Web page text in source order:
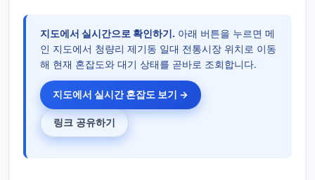
지도에서 실시간으로 확인하기. 아래 버튼을 누르면 메
인 지도에서 청량리 제기동 일대 전통시장 위치로 이동
해 현재 혼잡도와 대기 상태를 곧바로 조회합니다.
지도에서 실시간 혼잡도 보기 →
링크 공유하기